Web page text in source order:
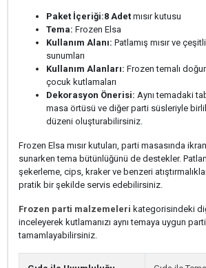
Paket İçeriği:8 Adet mısır kutusu
Tema: Frozen Elsa
Kullanım Alanı: Patlamış mısır ve
sunumları
Kullanım Alanları: Frozen temalı
çocuk kutlamaları
Dekorasyon Önerisi: Aynı temadaki
masa örtüsü ve diğer parti süsleriyle
düzeni oluşturabilirsiniz.
Frozen Elsa mısır kutuları, parti masasında
sunarken tema bütünlüğünü de destekler.
şekerleme, cips, kraker ve benzeri
pratik bir şekilde servis edebilirsiniz.
Frozen parti malzemeleri kategorisindeki
inceleyerek kutlamanızı aynı temaya uygun
tamamlayabilirsiniz.